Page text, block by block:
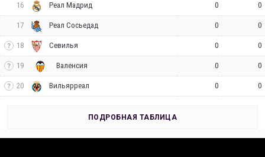
16 Реал Мадрид 0 0
17 Реал Сосьедад 0 0
18 Севилья 0 0
19 Валенсия 0 0
20 Вильярреал 0 0
ПОДРОБНАЯ ТАБЛИЦА